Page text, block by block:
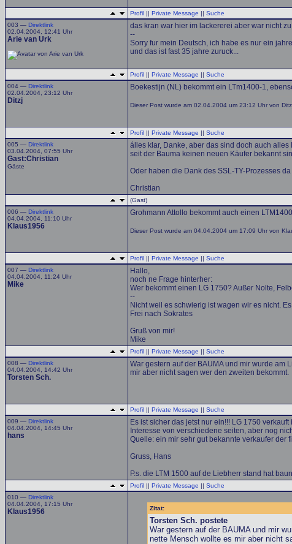
Profil || Private Message || Suche
003 — Direktlink
02.04.2004, 12:41 Uhr
Arie van Urk
das kran war hier im lackererei aber war nicht
--
Sorry fur mein Deutsch, ich habe es nur ein
und das ist fast 35 jahre zuruck...
Profil || Private Message || Suche
004 — Direktlink
02.04.2004, 23:12 Uhr
Ditzj
Boekestijn (NL) bekommt ein LTm1400-1,
Dieser Post wurde am 02.04.2004 um 23:12 Uhr von
Profil || Private Message || Suche
005 — Direktlink
03.04.2004, 07:55 Uhr
Gast:Christian
Gäste
álles klar, Danke, aber das sind doch auch
seit der Bauma keinen neuen Käufer bekannt
Oder haben die Dank des SSL-TY-Prozesses
Christian
(Gast)
006 — Direktlink
04.04.2004, 11:10 Uhr
Klaus1956
Grohmann Attollo bekommt auch einen
Dieser Post wurde am 04.04.2004 um 17:09 Uhr von
Profil || Private Message || Suche
007 — Direktlink
04.04.2004, 11:24 Uhr
Mike
Hallo,
noch ne Frage hinterher:
Wer bekommt einen LG 1750? Außer Nolte,
--
Nicht weil es schwierig ist wagen wir es nicht.
Frei nach Sokrates
Gruß von mir!
Mike
Profil || Private Message || Suche
008 — Direktlink
04.04.2004, 14:42 Uhr
Torsten Sch.
War gestern auf der BAUMA und mir wurde am
mir aber nicht sagen wer den zweiten bekommt.
Profil || Private Message || Suche
009 — Direktlink
04.04.2004, 14:45 Uhr
hans
Es ist sicher das jetst nur ein!!! LG 1750
Interesse von verschiedene seiten, aber nog
Quelle: ein mir sehr gut bekannte verkaufer der
Gruss, Hans
P.s. die LTM 1500 auf de Liebherr stand hat
Profil || Private Message || Suche
010 — Direktlink
04.04.2004, 17:15 Uhr
Klaus1956 Zitat:
Torsten Sch. postete
War gestern auf der BAUMA und mir
nette Mensch wollte es mir aber nicht